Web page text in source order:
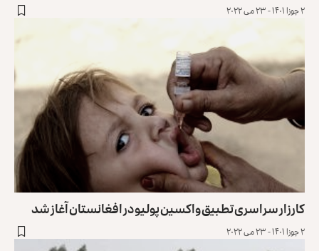
۲ جوزا ۱۴۰۱ - ۲۳ می ۲۰۲۲
کارزار سراسری تطبیق واکسین پولیو در افغانستان آغاز شد
۲ جوزا ۱۴۰۱ - ۲۳ می ۲۰۲۲